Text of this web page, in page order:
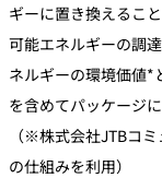
ギーに置き換えるこ
可能エネルギーの調
ネルギーの環境価値*
を含めてパッケージ
（※株式会社JTBコミ
の仕組みを利用）